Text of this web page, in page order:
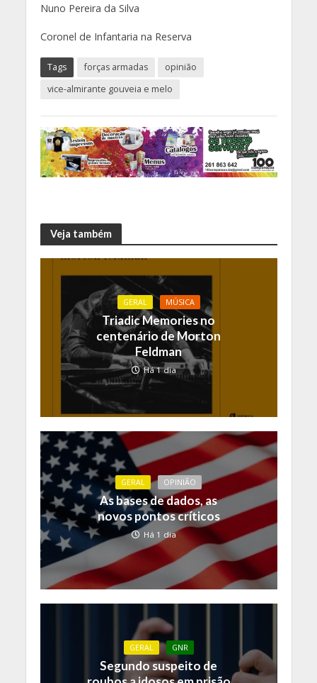
Nuno Pereira da Silva
Coronel de Infantaria na Reserva
Tags forças armadas
opinião
vice-almirante gouveia e melo
Veja também
GERAL MÚSICA
Triadic Memories no
centenário de Morton
Feldman
Há 1 dia
GERAL OPINIÃO
As bases de dados, as
novos pontos críticos
Há 1 dia
GERAL GNR
Segundo suspeito de